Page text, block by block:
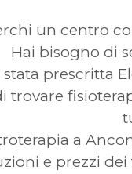
un centro
Hai bisogno di
stata prescritta
trovare
a
e prezzi